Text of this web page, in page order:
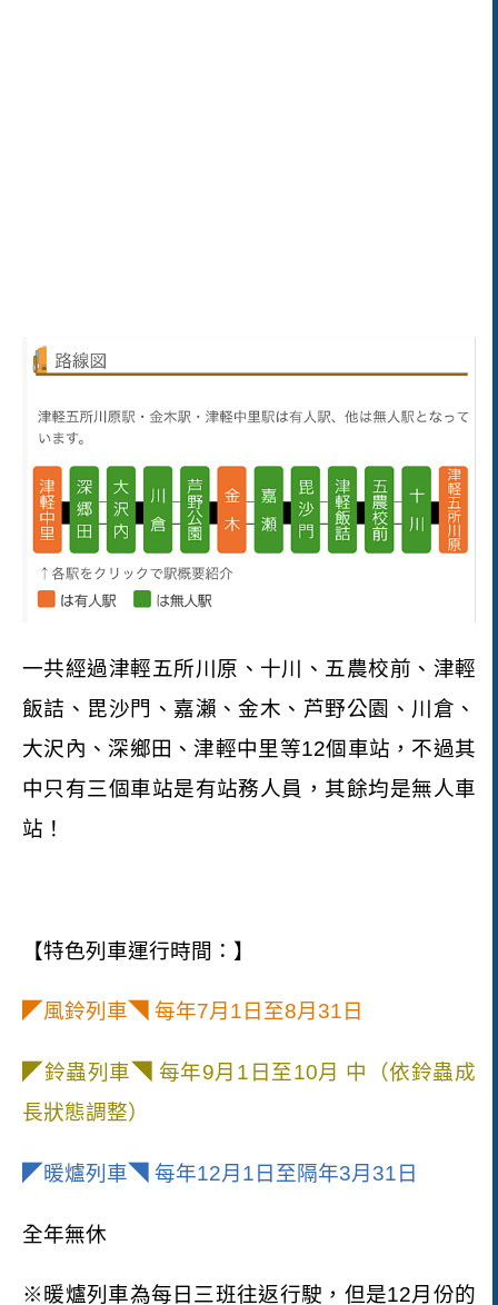
一共經過津輕五所川原、十川、五農校前、津輕
飯詰、毘沙門、嘉瀨、金木、芦野公園、川倉、
大沢內、深鄉田、津輕中里等12個車站，不過其
中只有三個車站是有站務人員，其餘均是無人車
站！
【特色列車運行時間：】
◤風鈴列車◥ 每年7月 1 日至8月 31 日
◤鈴蟲列車◥ 每年9月 1 日至10月 中（依鈴蟲成
長狀態調整）
◤暖爐列車◥ 每年12月 1 日至隔年3月 31 日
全年無休
※暖爐列車為每日三班往返行駛，但是12月份的